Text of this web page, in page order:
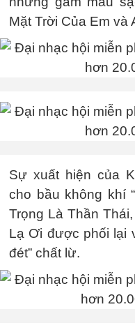
Mặt Trời Của Em và
Sự xuất hiện của
cho bầu không khí
Trọng Là Thần
Lạ Ơi được phối lại
đét” chất lừ.